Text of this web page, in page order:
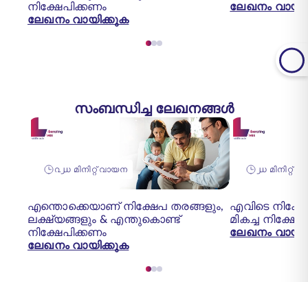
നിക്ഷേപിക്കണം
ലേഖനം വായിക്കുക
ലേഖനം
സംബന്ധിച്ച ലേഖനങ്ങൾ
൨൰ മിനിറ്റ് വായന
എന്തൊക്കെയാണ് നിക്ഷേപ തരങ്ങളും,
ലക്ഷ്യങ്ങളും & എന്തുകൊണ്ട്
നിക്ഷേപിക്കണം
ലേഖനം വായിക്കുക
൰ മിനിറ്റ്
എവിടെ
മികച്ച
ലേഖനം